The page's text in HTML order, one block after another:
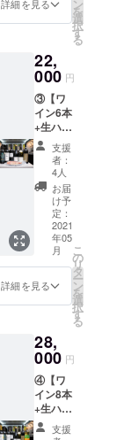
共和国
産ワイ
(白・赤
各1本ず
つ) ・
ルーマ
ニア産
ワイン2
本(白・
赤各1本
ずつ) ・
秋田県
田沢湖
産生ハ
ム(60ｇ
×１パッ
軽に楽
しめる
と共に
お送り
致しま
す。
詳細を見る ン
を
選
択
す
る
22,
000 円
③【ワ
イン6本
+生ハム
(60g)×2
パック
セット
】
22,000
円 ※
税、
クール
便代込
み ・モ
ルドバ
共和国
産ワイ
(白1
本・赤2
本) ・
ルーマ
ニア産
ワイン
３本(白
支援
者：
4人
お届
け予
定：
2021
年05
月
詳細を見る
こ
の
リ
タ
ー
ン
を
選
択
す
る
28,
000 円
④【ワ
イン8本
+生ハム
(60g)×3
パック
支援